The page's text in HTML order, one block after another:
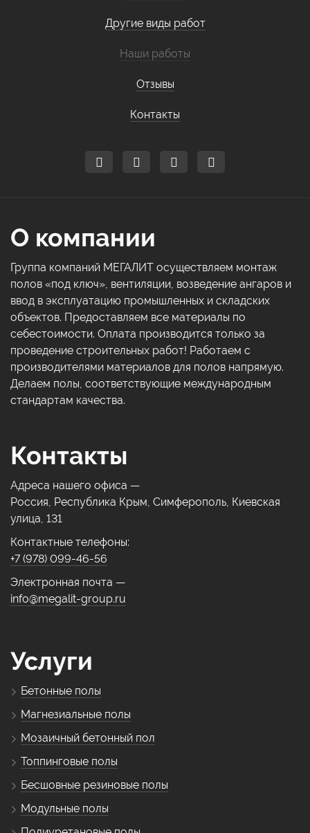
Другие виды работ
Наши работы
Отзывы
Контакты
О компании
Группа компаний МЕГАЛИТ осуществляем монтаж
полов «под ключ», вентиляции, возведение ангаров и
ввод в эксплуатацию промышленных и складских
объектов. Предоставляем все материалы по
себестоимости. Оплата производится только за
проведение строительных работ! Работаем с
производителями материалов для полов напрямую.
Делаем полы, соответствующие международным
стандартам качества.
Контакты
Адреса нашего офиса —
Россия, Республика Крым, Симферополь, Киевская
улица, 131
Контактные телефоны:
+7 (978) 099-46-56
Электронная почта —
info@megalit-group.ru
Услуги
Бетонные полы
Магнезиальные полы
Мозаичный бетонный пол
Топпинговые полы
Бесшовные резиновые полы
Модульные полы